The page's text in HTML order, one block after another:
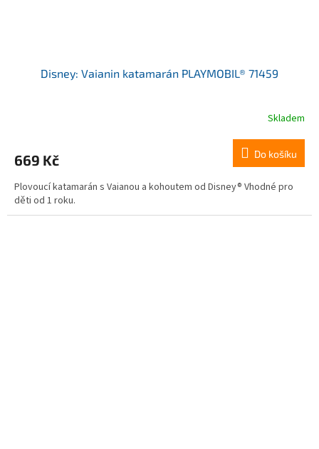
Disney: Vaianin katamarán PLAYMOBIL® 71459
Skladem
669 Kč Do košíku
Plovoucí katamarán s Vaianou a kohoutem od Disney® Vhodné pro
děti od 1 roku.